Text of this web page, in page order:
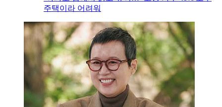
주택이라 어려워